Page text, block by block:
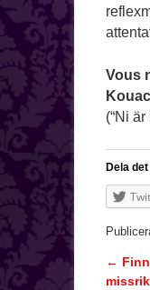
Vous
(“Ni
Dela
←